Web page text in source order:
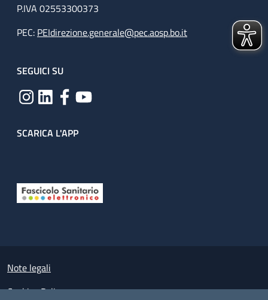
P.IVA 02553300373
PEC: PEIdirezione.generale@pec.aosp.bo.it
SEGUICI SU
SCARICA L'APP
Small prints
Note legali
Cookies Policy